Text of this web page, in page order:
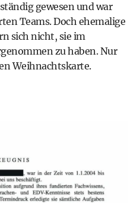
gewesen und war
Teams. Doch ehemalige
sich nicht, sie im
zu haben. Nur
Weihnachtskarte.